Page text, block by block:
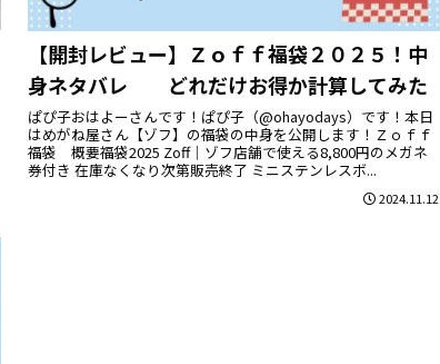
【開封レビュー】Ｚｏｆｆ福袋２０２５！中
身ネタバレ どれだけお得か計算してみた
ぱぴ子おはよーさんです！ぱぴ子（@ohayodays）です！本日
はめがね屋さん【ゾフ】の福袋の中身を公開します！Ｚｏｆｆ
福袋 概要福袋2025 Zoff｜ゾフ店舗で使える8,800円のメガネ
券付き 在庫なくなり次第販売終了 ミニステンレスボ...
2024.11.12